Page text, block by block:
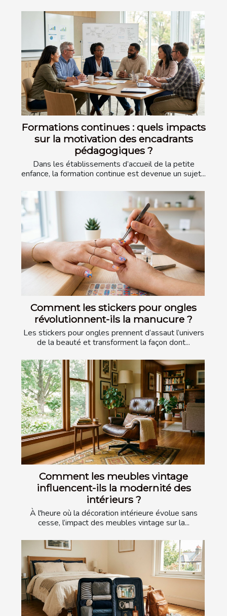
Formations continues : quels impacts
sur la motivation des encadrants
pédagogiques ?
Dans les établissements d’accueil de la petite
enfance, la formation continue est devenue un sujet...
Comment les stickers pour ongles
révolutionnent-ils la manucure ?
Les stickers pour ongles prennent d’assaut l’univers
de la beauté et transforment la façon dont...
Comment les meubles vintage
influencent-ils la modernité des
intérieurs ?
À l'heure où la décoration intérieure évolue sans
cesse, l’impact des meubles vintage sur la...